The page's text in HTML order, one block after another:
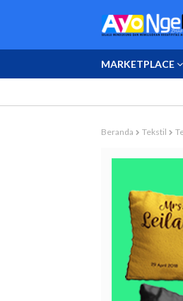
MARKETPLACE
Beranda Tekstil